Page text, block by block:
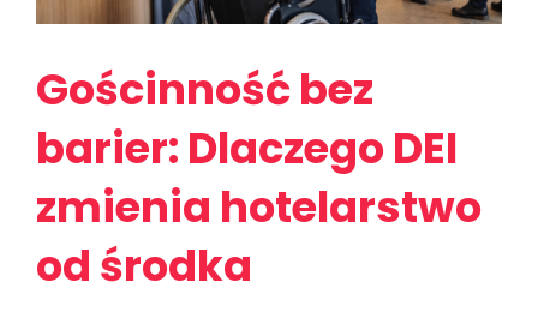
Gościnność bez
barier: Dlaczego DEI
zmienia hotelarstwo
od środka